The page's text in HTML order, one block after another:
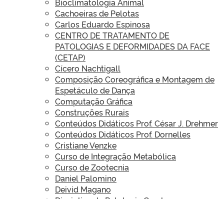
Cachoeiras de Pelotas
Carlos Eduardo Espinosa
CENTRO DE TRATAMENTO DE
PATOLOGIAS E DEFORMIDADES DA FACE
(CETAP)
Cícero Nachtigall
Composição Coreográfica e Montagem de
Espetáculo de Dança
Computação Gráfica
Construções Rurais
Conteúdos Didáticos Prof. César J. Drehmer
Conteúdos Didáticos Prof. Dornelles
Cristiane Venzke
Curso de Integração Metabólica
Curso de Zootecnia
Daniel Palomino
Deivid Magano